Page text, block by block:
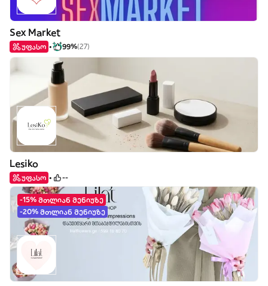
Sex Market
უფასო 99%(27)
Lesiko
უფასო --
-15% მთლიან მენიუზე
-20% მთლიან მენიუზე